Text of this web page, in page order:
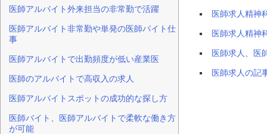
医師求人精神
医師求人精神
医師求人、医
医師求人の記
医師アルバイト外来担当の非常勤で活躍
医師アルバイト非常勤や単発の医師バイト仕
事
医師アルバイトで出勤頻度が低い産業医
医師のアルバイトで高収入の求人
医師アルバイトスポットの成功的な探し方
医師バイト、医師アルバイトで柔軟な働き方
が可能